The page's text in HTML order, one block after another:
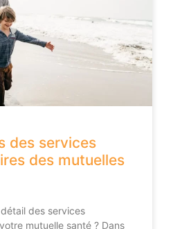
des services
des mutuelles
des services
mutuelle santé ? Dans